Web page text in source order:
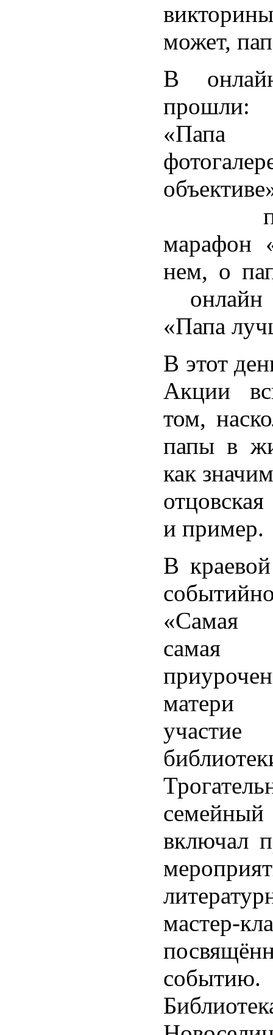
может,
В
прошли:
«Папа
марафон
нем, о
«Папа
В этот
Акции
том,
папы в
как
и пример.
В
«Самая
самая
матери
включал
мастер-
событию.